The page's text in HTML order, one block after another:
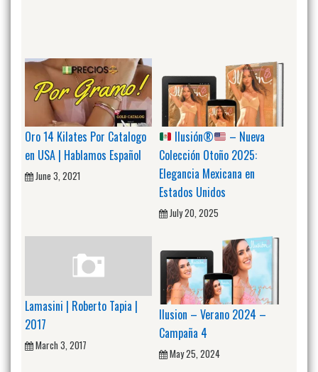
Oro 14 Kilates Por Catalogo
en USA | Hablamos Español
June 3, 2021
Ilusión®️
– Nueva
Colección Otoño 2025:
Elegancia Mexicana en
Estados Unidos
July 20, 2025
Lamasini | Roberto Tapia |
2017
March 3, 2017
Ilusion – Verano 2024 –
Campaña 4
May 25, 2024